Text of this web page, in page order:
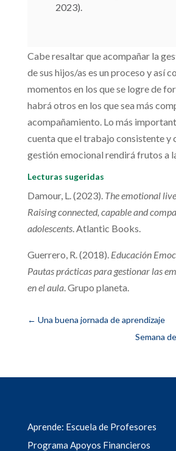
2023).
Cabe resaltar que acompañar la
de sus hijos/as es un proceso y así
momentos en los que se logre de
habrá otros en los que sea más
acompañamiento. Lo más
cuenta que el trabajo consistente y
gestión emocional rendirá frutos a
Lecturas sugeridas
Damour, L. (2023). The emotional
Raising connected, capable and
adolescents. Atlantic Books.
Guerrero, R. (2018).Educación
Pautas prácticas para gestionar las
en el aula. Grupo planeta.
← Una buena jornada de aprendizaje
Semana
Aprende: Escuela de Profesores
Programa Apoyos Financieros